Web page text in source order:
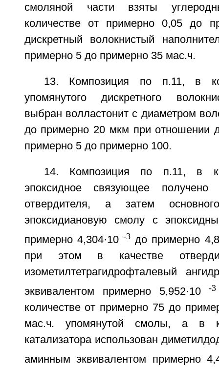
смоляной части взяты
количестве от примерно 0,05 до
дискретный волокнистый
примерно 5 до примерно 35 мас.ч.
13. Композиция по п.11, в
упомянутого дискретного
выбран волластонит с диаметром
до примерно 20 мкм при отношении
примерно 5 до примерно 100.
14. Композиция по п.11, в
эпоксидное связующее получено
отвердителя, а затем
эпоксидиановую смолу с
примерно 4,304·10 -3 до примерно
при этом в качестве
изометилтетрагидрофталевый
эквивалентом примерно 5,952·10-3
количестве от примерно 75 до
мас.ч. упомянутой смолы, а в
катализатора использован
аминным эквивалентом примерно